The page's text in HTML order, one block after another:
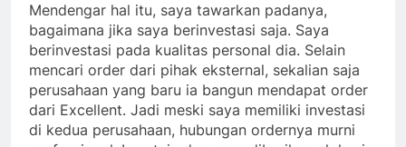
Mendengar hal itu, saya tawarkan padanya,
bagaimana jika saya berinvestasi saja. Saya
berinvestasi pada kualitas personal dia. Selain
mencari order dari pihak eksternal, sekalian saja
perusahaan yang baru ia bangun mendapat order
dari Excellent. Jadi meski saya memiliki investasi
di kedua perusahaan, hubungan ordernya murni